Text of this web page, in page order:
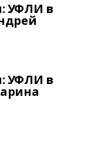
УФЛИ в
УФЛИ в